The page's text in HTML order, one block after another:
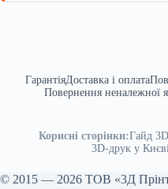
ГарантіяДоставка і оплата
Повернення неналежної
Корисні сторінки:Гайд
3D-друк у
© 2015 — 2026 ТОВ «3Д